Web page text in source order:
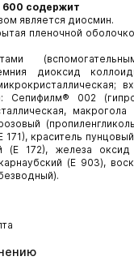
содержит
является диосмин.
пленочной
диоксид
Сепифилм® 002
171), краситель
(Е 172), железа оксид
(E 903),